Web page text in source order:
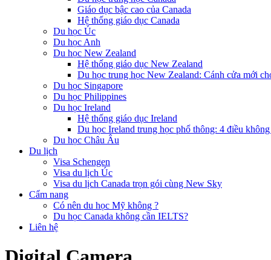
Giáo dục bậc cao của Canada
Hệ thống giáo dục Canada
Du học Úc
Du học Anh
Du học New Zealand
Hệ thống giáo dục New Zealand
Du học trung học New Zealand: Cánh cửa mới
Du học Singapore
Du học Philippines
Du học Ireland
Hệ thống giáo dục Ireland
Du học Ireland trung học phổ thông: 4 điều không
Du học Châu Âu
Du lịch
Visa Schengen
Visa du lịch Úc
Visa du lịch Canada trọn gói cùng New Sky
Cẩm nang
Có nên du học Mỹ không ?
Du học Canada không cần IELTS?
Liên hệ